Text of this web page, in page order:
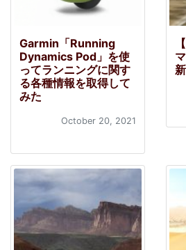
Garmin「Running
Dynamics Pod」を使
ってランニングに関す
る各種情報を取得して
みた
October 20, 2021